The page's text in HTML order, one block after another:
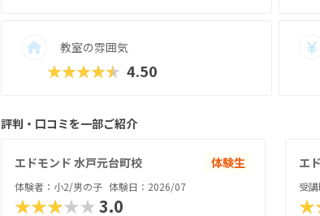
教室の雰囲気
★★★★★ 4.50
評判・口コミを一部ご紹介
エドモンド 水戸元台町校 体験生
体験者：小2/男の子 体験日：2026/07
★★★★★3.0
エ
受